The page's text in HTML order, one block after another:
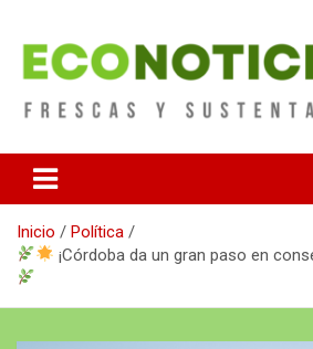
contenido
Econoticias
Inicio
Política
¡Córdoba da un gran paso en